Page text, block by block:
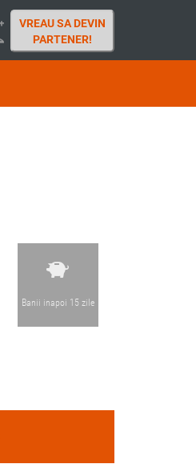
VREAU SA DEVIN
PARTENER!
Banii inapoi 15 zile